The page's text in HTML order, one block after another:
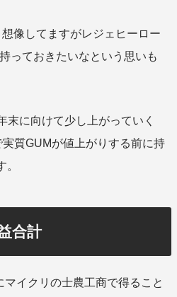
像してますがレジェヒーロー
っておきたいなという思いも
末に向けて少し上がっていく
質GUMが値上がりする前に持
合計
イクリの士農工商で得ること